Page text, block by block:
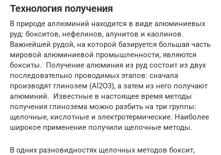
Технология получения
В природе аллюминий находится в виде алюминиевых
руд: бокситов, нефелинов, алунитов и каолинов.
Важнейшей рудой, на которой базируется большая часть
мировой алюминиевой промышленности, являются
бокситы. Получение алюминия из руд состоит из двух
последовательно проводимых этапов: сначала
производят глинозем (Al2O3), а затем из него получают
алюминий. Известные в настоящее время методы
получения глинозема можно разбить на три группы:
щелочные, кислотные и электротермические. Наиболее
широкое применение получили щелочные методы.
В одних разновидностях щелочных методов боксит,